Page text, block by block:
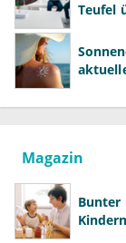
Teufel
Magazin
Bunter